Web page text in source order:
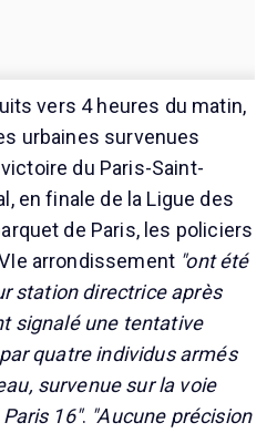
vers 4 heures du matin,
urbaines survenues
du Paris-Saint-
en finale de la Ligue des
de Paris, les policiers
arrondissement "ont été
station directrice après
signalé une tentative
quatre individus armés
survenue sur la voie
16". "Aucune précision